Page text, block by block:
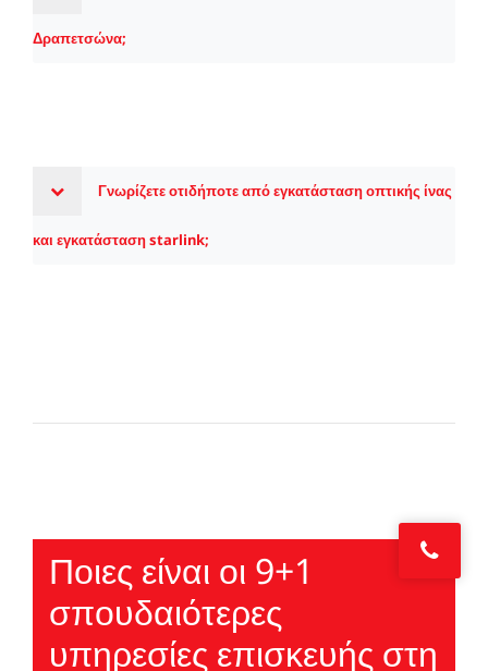
Δραπετσώνα;
Γνωρίζετε οτιδήποτε από εγκατάσταση οπτικής ίνας
και εγκατάσταση starlink;
Ποιες είναι οι 9+1
σπουδαιότερες
υπηρεσίες επισκευής στη